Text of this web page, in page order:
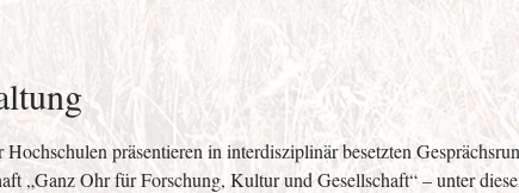
präsentieren in interdisziplinär besetzten
„Ganz Ohr für Forschung, Kultur und Gesellschaft“ – unter